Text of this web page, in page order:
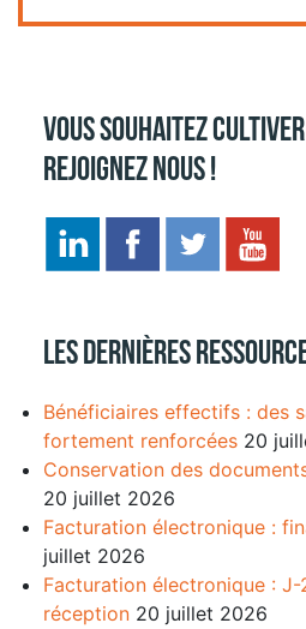
Vous souhaitez
Rejoignez nous !
Les dernières
Bénéficiaires effectifs : des
fortement renforcées 20
Conservation des
20 juillet 2026
Facturation électronique :
juillet 2026
Facturation électronique :
réception 20 juillet 2026